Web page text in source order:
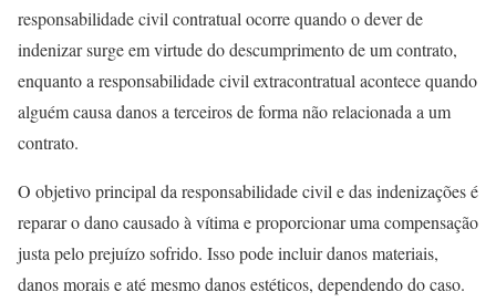
responsabilidade civil contratual ocorre quando o dever de
indenizar surge em virtude do descumprimento de um contrato,
enquanto a responsabilidade civil extracontratual acontece quando
alguém causa danos a terceiros de forma não relacionada a um
contrato.
O objetivo principal da responsabilidade civil e das indenizações é
reparar o dano causado à vítima e proporcionar uma compensação
justa pelo prejuízo sofrido. Isso pode incluir danos materiais,
danos morais e até mesmo danos estéticos, dependendo do caso.